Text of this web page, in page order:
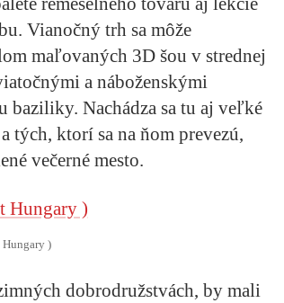
Vianočný trh sa môže
maľovaných 3D šou v strednej
a náboženskými
baziliky. Nachádza sa tu aj veľké
tých, ktorí sa na ňom prevezú,
večerné mesto.
)
dobrodružstvách, by mali